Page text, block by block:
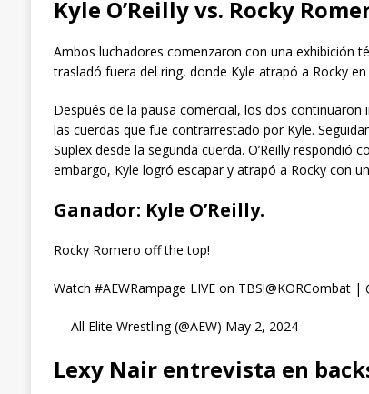
Kyle O’Reilly vs. Rocky
Ambos luchadores comenzaron con una exhibición
trasladó fuera del ring, donde Kyle atrapó a Rocky
Después de la pausa comercial, los dos
las cuerdas que fue contrarrestado por Kyle.
Suplex desde la segunda cuerda. O’Reilly respondió
embargo, Kyle logró escapar y atrapó a Rocky con
Ganador: Kyle O’Reilly.
Rocky Romero off the top!
Watch #AEWRampage LIVE on TBS!@KORCombat
— All Elite Wrestling (@AEW) May 2, 2024
Lexy Nair entrevista en